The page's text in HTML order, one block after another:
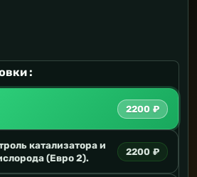
:
2200 ₽
катализатора и
(Евро 2).
2200 ₽